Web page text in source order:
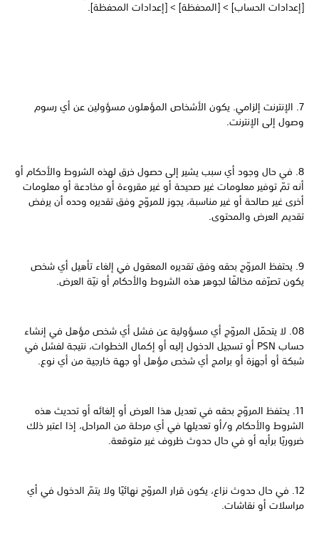
[إعدادات الحساب] > [المحفظة] > [إعدادات المحفظة].
7. الإنترنت إلزامي. يكون الأشخاص المؤهلون مسؤولين عن أي رسوم
وصول إلى الإنترنت.
8. في حال وجود أي سبب يشير إلى حصول خرق لهذه الشروط والأحكام أو
أنه تمّ توفير معلومات غير صحيحة أو غير مقروءة أو مخادعة أو معلومات
أخرى غير صالحة أو غير مناسبة، يجوز للمروّج وفق تقديره وحده أن يرفض
تقديم العرض والمحتوى.
9. يحتفظ المروّج بحقه وفق تقديره المعقول في إلغاء تأهيل أي شخص
يكون تصرّفه مخالفًا لجوهر هذه الشروط والأحكام أو نيّة العرض.
08. لا يتحمّل المروّج أي مسؤولية عن فشل أي شخص مؤهل في إنشاء
حساب PSN أو تسجيل الدخول إليه أو إكمال الخطوات، نتيجة لفشل في
شبكة أو أجهزة أو برامج أي شخص مؤهل أو جهة خارجية من أي نوع.
11. يحتفظ المروّج بحقه في تعديل هذا العرض أو إلغائه أو تحديث هذه
الشروط والأحكام و/أو تعديلها في أي مرحلة من المراحل، إذا اعتبر ذلك
ضروريًا برأيه أو في حال حدوث ظروف غير متوقعة.
12. في حال حدوث نزاع، يكون قرار المروّج نهائيًا ولا يتمّ الدخول في أي
مراسلات أو نقاشات.